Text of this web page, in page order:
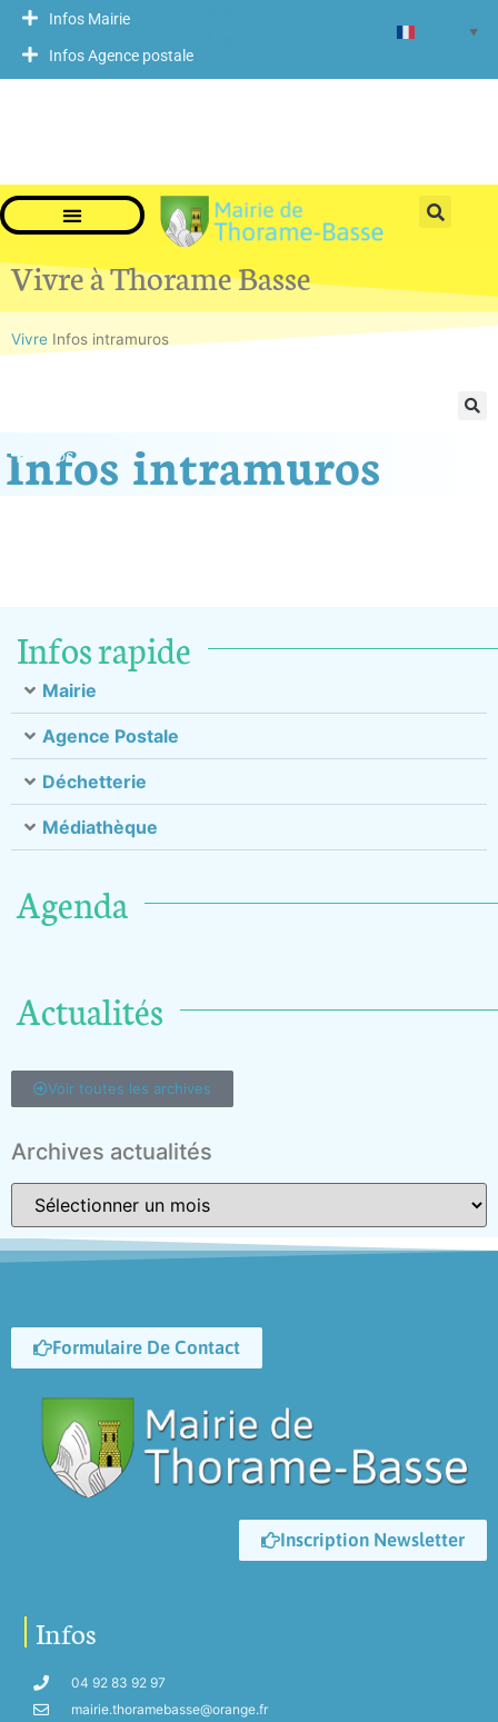
Infos Mairie
Infos Agence postale
Vivre à Thorame Basse
Vivre Infos intramuros
Infos Mairie
Infos intramuros
Infos rapide
Mairie
Agence Postale
Déchetterie
Médiathèque
Agenda
Actualités
Voir toutes les archives
Archives actualités
Formulaire De Contact
Inscription Newsletter
Infos
04 92 83 92 97
mairie.thoramebasse@orange.fr
▼